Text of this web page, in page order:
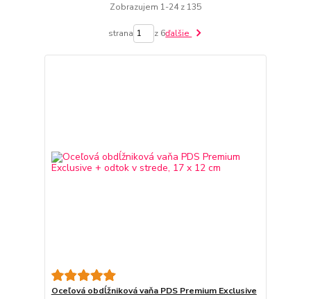
Zobrazujem 1-24 z 135
strana z 6ďalšie
Oceľová obdĺžniková vaňa PDS Premium Exclusive